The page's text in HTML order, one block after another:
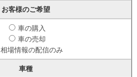
お客様のご希望
車の購入
車の売却
相場情報の配信のみ
車種